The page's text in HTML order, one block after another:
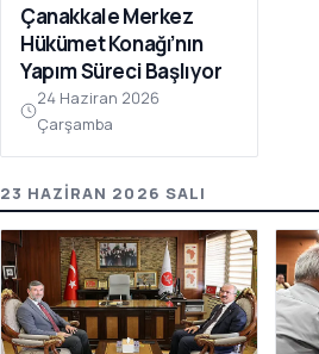
Çanakkale Merkez
Hükümet Konağı’nın
Yapım Süreci Başlıyor
24 Haziran 2026
Çarşamba
23 HAZIRAN 2026 SALI